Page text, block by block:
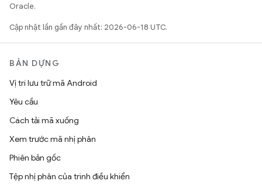
Oracle.
Cập nhật lần gần đây nhất: 2026-06-18 UTC.
BẢN DỰNG
Vị trí lưu trữ mã Android
Yêu cầu
Cách tải mã xuống
Xem trước mã nhị phân
Phiên bản gốc
Tệp nhị phân của trình điều khiển